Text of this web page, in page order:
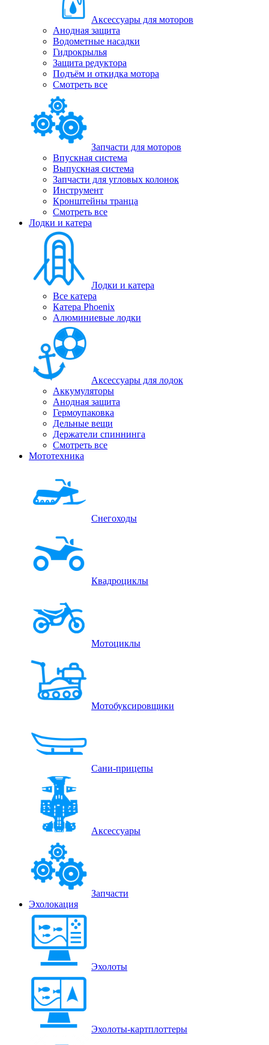
Аксессуары для моторов
Анодная защита
Водометные насадки
Гидрокрылья
Защита редуктора
Подъём и откидка мотора
Смотреть все
Запчасти для моторов
Впускная система
Выпускная система
Запчасти для угловых колонок
Инструмент
Кронштейны транца
Смотреть все
Лодки и катера
Лодки и катера
Все катера
Катера Phoenix
Алюминиевые лодки
Аксессуары для лодок
Аккумуляторы
Анодная защита
Гермоупаковка
Дельные вещи
Держатели спиннинга
Смотреть все
Мототехника
Снегоходы
Квадроциклы
Мотоциклы
Мотобуксировщики
Сани-прицепы
Аксессуары
Запчасти
Эхолокация
Эхолоты
Эхолоты-картплоттеры